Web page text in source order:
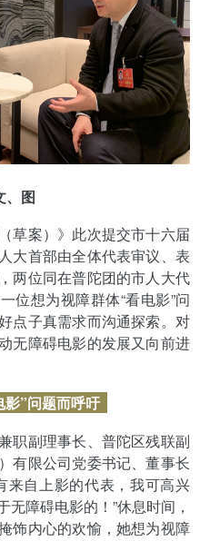
、图
草案）》此次提交市十六届
大首部由全体代表审议、表
两位同在普陀团的市人大代
位想为视障群体“看电影”问
点子真需求而沟通探索。对
无障碍电影的发展又向前进
影”问题而呼吁
职副理事长、普陀区残联副
有限公司党委书记、董事长
来自上影的代表，我可高兴
障碍电影的！”休息时间，
饰内心的欢愉，她想为视障